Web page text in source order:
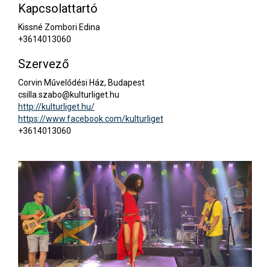
Kapcsolattartó
Kissné Zombori Edina
+3614013060
Szervező
Corvin Művelődési Ház, Budapest
csilla.szabo@kulturliget.hu
http://kulturliget.hu/
https://www.facebook.com/kulturliget
+3614013060